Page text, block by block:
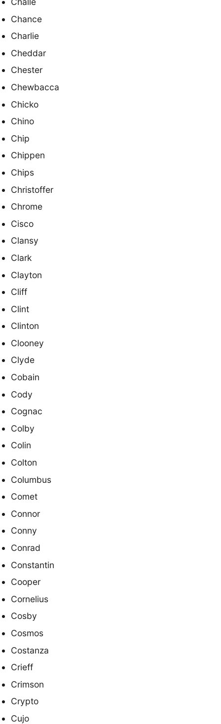
Chance
Charlie
Cheddar
Chester
Chewbacca
Chicko
Chino
Chip
Chippen
Chips
Christoffer
Chrome
Cisco
Clansy
Clark
Clayton
Cliff
Clint
Clinton
Clooney
Clyde
Cobain
Cody
Cognac
Colby
Colin
Colton
Columbus
Comet
Connor
Conny
Conrad
Constantin
Cooper
Cornelius
Cosby
Cosmos
Costanza
Crieff
Crimson
Crypto
Cujo